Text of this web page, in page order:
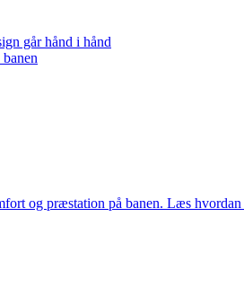
går hånd i hånd
og præstation på banen. Læs